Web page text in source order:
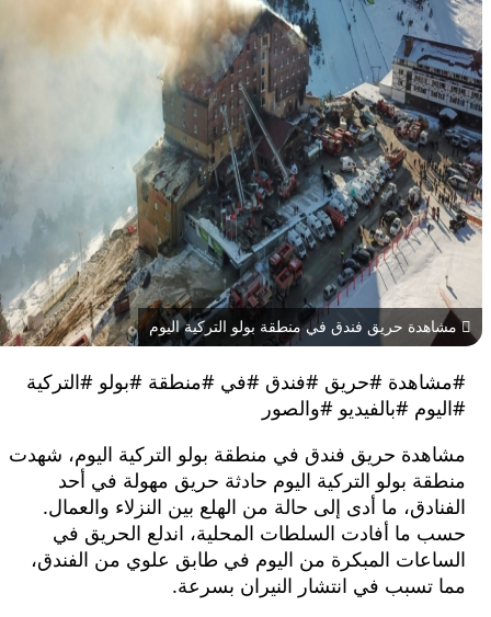
حريق فندق في منطقة بولو التركية اليوم
#حريق #فندق #في #منطقة #بولو #التركية
#بالفيديو #والصور
حريق فندق في منطقة بولو التركية اليوم، شهدت
بولو التركية اليوم حادثة حريق مهولة في أحد
ما أدى إلى حالة من الهلع بين النزلاء والعمال.
أفادت السلطات المحلية، اندلع الحريق في
المبكرة من اليوم في طابق علوي من الفندق،
في انتشار النيران بسرعة.